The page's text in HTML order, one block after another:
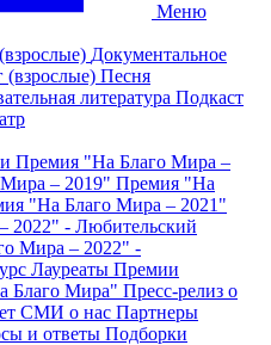
Меню
Документальное
(взрослые) Песня
литература Подкаст
Премия "На Благо Мира –
– 2019" Премия "На
"На Благо Мира – 2021"
2022" - Любительский
Мира – 2022" -
Лауреаты Премии
Благо Мира" Пресс-релиз о
СМИ о нас Партнеры
и ответы Подборки